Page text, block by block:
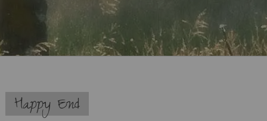
Navigation
überspringen
Happy End